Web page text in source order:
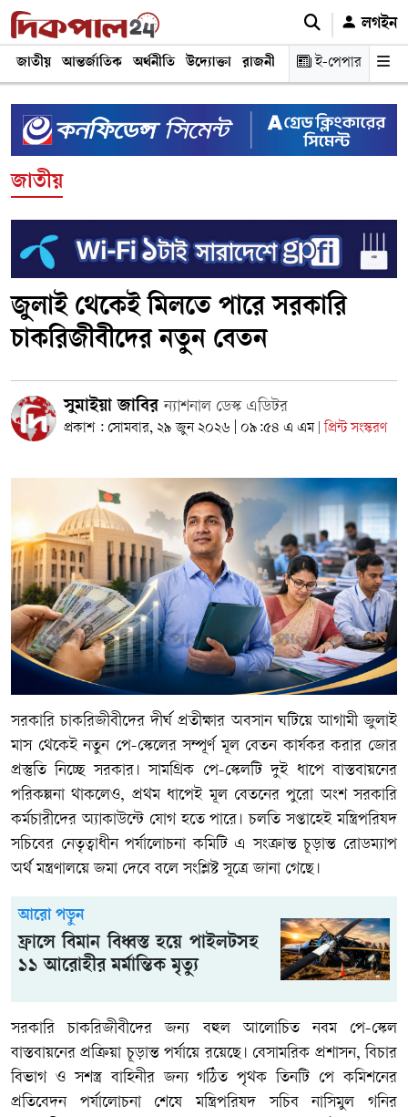
লগইন
জাতীয় আন্তর্জাতিক অর্থনীতি উদ্যোক্তা রাজনীতি শিক্ষা স্বাস্থ্য ও
ই-পেপার
জাতীয়
জুলাই থেকেই মিলতে পারে সরকারি
চাকরিজীবীদের নতুন বেতন
সুমাইয়া জাবিরন্যাশনাল ডেস্ক এডিটর
প্রকাশ : সোমবার, ২৯ জুন ২০২৬ | ০৯:৫৪ এ এম প্রিন্ট সংস্করণ
সরকারি চাকরিজীবীদের দীর্ঘ প্রতীক্ষার অবসান ঘটিয়ে আগামী জুলাই
মাস থেকেই নতুন পে-স্কেলের সম্পূর্ণ মূল বেতন কার্যকর করার জোর
প্রস্তুতি নিচ্ছে সরকার। সামগ্রিক পে-স্কেলটি দুই ধাপে বাস্তবায়নের
পরিকল্পনা থাকলেও, প্রথম ধাপেই মূল বেতনের পুরো অংশ সরকারি
কর্মচারীদের অ্যাকাউন্টে যোগ হতে পারে। চলতি সপ্তাহেই মন্ত্রিপরিষদ
সচিবের নেতৃত্বাধীন পর্যালোচনা কমিটি এ সংক্রান্ত চূড়ান্ত রোডম্যাপ
অর্থ মন্ত্রণালয়ে জমা দেবে বলে সংশ্লিষ্ট সূত্রে জানা গেছে।
আরো পড়ুন
ফ্রান্সে বিমান বিধ্বস্ত হয়ে পাইলটসহ
১১ আরোহীর মর্মান্তিক মৃত্যু
সরকারি চাকরিজীবীদের জন্য বহুল আলোচিত নবম পে-স্কেল
বাস্তবায়নের প্রক্রিয়া চূড়ান্ত পর্যায়ে রয়েছে। বেসামরিক প্রশাসন, বিচার
বিভাগ ও সশস্ত্র বাহিনীর জন্য গঠিত পৃথক তিনটি পে কমিশনের
প্রতিবেদন পর্যালোচনা শেষে মন্ত্রিপরিষদ সচিব নাসিমুল গনির